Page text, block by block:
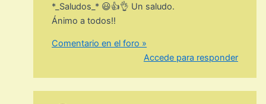
*_Saludos_* 😃👍👌 Un saludo.
Ánimo a todos!!
Comentario en el foro »
Accede para responder